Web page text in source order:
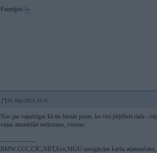
Pamēģini šo
05. May 2023, 13:47
Nav jau vajadzīgas kā tās biezās putas, ko visi jūtjūberi rāda -
viņas atmiekšķē netīrumus, virsmu.
-----------------
BMW CCC,CIC,NBT,Evo,MGU navigācijas karšu